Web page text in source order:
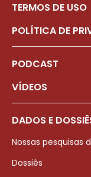
TERMOS DE USO
POLÍTICA DE
PODCAST
VÍDEOS
DADOS E
Nossas pesquisas
Dossiês